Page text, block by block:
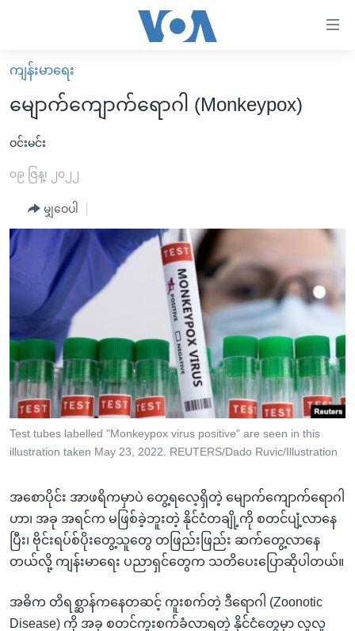
လွယ်ကူ
စေ
များ
အကြောင်းအရာ
သို့
ပင်မ
အ
ညွန်း
စာမျက်နှာ
ကျော်
ရန်
နေရာ
ကျော်
ရန်
မူလစာမျက်နှာ
မြန်မာ
ကမ္ဘာ့သတင်းများ
နိုင်ငံတကာ
တရုတ်
အစ္စရေး-ပါလက်စတိုင်း
ဗွီဒီယို
ရပ်ဝန်းတခု လမ်းတခု အလွန်
အင်္ဂလိပ်စာလေ့လာမယ်
အမေရိကန်သုံးအီဒီယံ
မကြေးမုံရဲ့ အင်္ဂလိပ်စာ
ရုပ်ရှင်ထဲက အင်္ဂလိပ်စာ
သုတပဒေသာ အင်္ဂလိပ်စာ
အပတ်စဉ်ကဏ္ဍများ
ရေဒီယို
တီဗွီ
ရေဒီယိုနှင့်ရုပ်သံ အချက်အလက်များ
ရေဒီယို/တီဗွီအစီအစဉ်
Learning English
ဘာသာစကားများ
ကျန်းမာရေး
မျောက်ကျောက်ရောဂါ (Monkeypox)
ဝင်းမင်း
၀၉ ဇြန္၊ ၂၀၂၂
မျှဝေပါ
Test tubes labelled "Monkeypox virus positive" are seen in this
illustration taken May 23, 2022. REUTERS/Dado Ruvic/Illustration
အစောပိုင်း အာဖရိကမှာပဲ တွေ့ရလေ့ရှိတဲ့ မျောက်ကျောက်ရောဂါ
ဟာ၊ အခု အရင်က မဖြစ်ခဲ့ဘူးတဲ့ နိုင်ငံတချို့ကို စတင်ပျံ့လာနေ
ပြီး၊ ဗိုင်းရပ်စ်ပိုးတွေ့သူတွေ တဖြည်းဖြည်း ဆက်တွေ့လာနေ
တယ်လို့ ကျန်းမာရေး ပညာရှင်တွေက သတိပေးပြောဆိုပါတယ်။
အဓိက တိရစ္ဆာန်ကနေတဆင့် ကူးစက်တဲ့ ဒီရောဂါ (Zoonotic
Disease) ကို အခု စတင်ကူးစက်ခံလာရတဲ့ နိုင်ငံတွေမှာ လူလူ